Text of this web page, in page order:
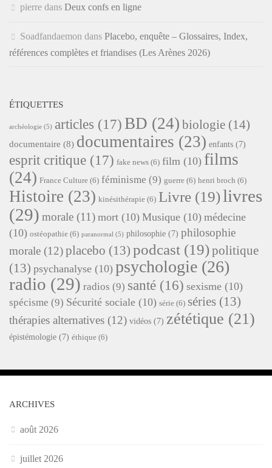
pierre dans Deux confs en ligne
Soadfandaemon dans Placebo, enquête – Glossaires, Index,
références complètes et friandises (Les Arènes 2026)
ÉTIQUETTES
archéologie (5) articles (17) BD (24) biologie (14)
documentaire (8) documentaires (23) enfants (7)
esprit critique (17) fake news (6) film (10) films
(24) France Culture (6) féminisme (9) guerre (6) henri broch (6)
Histoire (23) kinésithérapie (6) Livre (19)livres
(29) morale (11) mort (10) Musique (10) médecine
(10) ostéopathie (6) paranormal (5) philosophie (7) philosophie
morale (12)placebo (13) podcast (19)politique
(13) psychanalyse (10) psychologie (26)
radio (29) radios (9) santé (16) sexisme (10)
spécisme (9) Sécurité sociale (10) série (6) séries (13)
thérapies alternatives (12) vidéos (7) zététique (21)
épistémologie (7) éthique (6)
ARCHIVES
août 2026
juillet 2026